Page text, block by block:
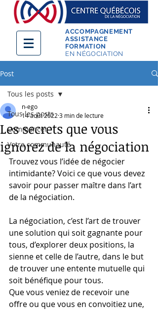
ACCOMPAGNEMENT
ASSISTANCE
FORMATION
EN NÉGOCIATION
Post
Tous les posts
Commencer
Votre communauté
Tous les posts
Les secrets que vous
ignorez de la négociation
n-ego
14 août 2022 3 min de lecture
Trouvez vous l’idée de négocier
intimidante? Voici ce que vous devez
savoir pour passer maître dans l’art
de la négociation.
La négociation, c’est l’art de trouver
une solution qui soit gagnante pour
tous, d’explorer deux positions, la
sienne et celle de l’autre, dans le but
de trouver une entente mutuelle qui
soit bénéfique pour tous.
Que vous veniez de recevoir une
offre ou que vous en convoitiez une,